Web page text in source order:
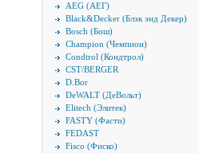
AEG (АЕГ)
Black&Decker (Блэк энд Декер)
Bosch (Бош)
Champion (Чемпион)
Condtrol (Кондтрол)
CST/BERGER
D.Bor
DeWALT (ДеВольт)
Elitech (Элитек)
FASTY (Фасти)
FEDAST
Fisco (Фиско)